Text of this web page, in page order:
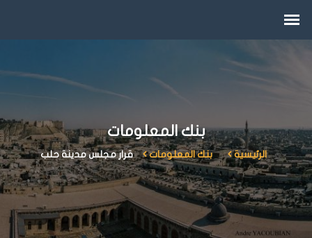
بنك المعلومات
الرئيسية بنك المعلومات قرار مجلس مدينة حلب